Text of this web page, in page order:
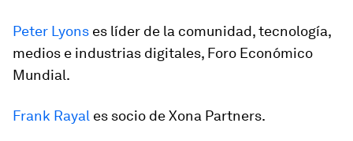
Peter Lyons es líder de la comunidad, tecnología,
medios e industrias digitales, Foro Económico
Mundial.
Frank Rayal es socio de Xona Partners.